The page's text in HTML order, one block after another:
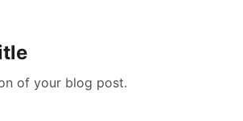
of your blog post.